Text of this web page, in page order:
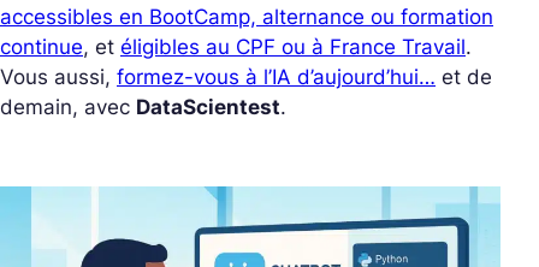
accessibles en BootCamp, alternance ou formation
continue, et éligibles au CPF ou à France Travail.
Vous aussi, formez-vous à l’IA d’aujourd’hui… et de
demain, avec DataScientest.